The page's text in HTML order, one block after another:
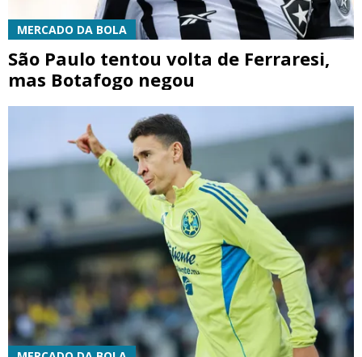
MERCADO DA BOLA
São Paulo tentou volta de Ferraresi,
mas Botafogo negou